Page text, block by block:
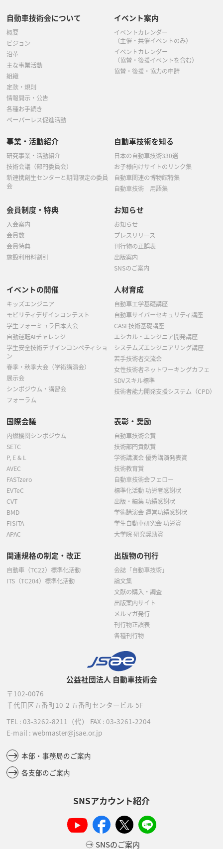
公益社団法人 自動車技術会
〒102-0076
千代田区五番町10-2 五番町センタービル 5F
TEL : 03-3262-8211 （代） FAX : 03-3261-2204
E-mail : webmaster@jsae.or.jp
本部・事務局のご案内
各支部のご案内
SNSアカウント紹介
SNSのご案内
自動車技術会について
概要
ビジョン
沿革
主な事業活動
組織
定款・規則
情報開示・公告
各種お手続き
ペーパーレス促進活動
イベント案内
イベントカレンダー
（主催・共催イベントのみ）
イベントカレンダー
（協賛・後援イベントを含む）
協賛・後援・協力の申請
事業・活動紹介
研究事業・活動紹介
技術会議（部門委員会）
新連携創生センターと期間限定の委員
会
自動車技術を知る
日本の自動車技術330選
お子様向けサイトのリンク集
自動車関連の博物館特集
自動車技術 用語集
会員制度・特典
入会案内
会員数
会員特典
施設利用料割引
お知らせ
お知らせ
プレスリリース
刊行物の正誤表
出版案内
SNSのご案内
イベントの開催
キッズエンジニア
モビリティデザインコンテスト
学生フォーミュラ日本大会
自動運転AIチャレンジ
学生安全技術デザインコンペティショ
ン
春季・秋季大会（学術講演会）
展示会
シンポジウム・講習会
フォーラム
人材育成
自動車工学基礎講座
自動車サイバーセキュリティ講座
CASE技術基礎講座
エシカル・エンジニア開発講座
システムズエンジニアリング講座
若手技術者交流会
女性技術者ネットワーキングカフェ
SDVスキル標準
技術者能力開発支援システム（CPD）
国際会議
内燃機関シンポジウム
SETC
P, E & L
AVEC
FASTzero
EVTeC
CVT
BMD
FISITA
APAC
表彰・奨励
自動車技術会賞
技術部門貢献賞
学術講演会 優秀講演発表賞
技術教育賞
自動車技術会フェロー
標準化活動 功労者感謝状
出版・編集 功績感謝状
学術講演会 運営功績感謝状
学生自動車研究会 功労賞
大学院 研究奨励賞
関連規格の制定・改正
自動車（TC22）標準化活動
ITS（TC204）標準化活動
出版物の刊行
会誌「自動車技術」
論文集
文献の購入・調査
出版案内サイト
メルマガ発行
刊行物正誤表
各種刊行物